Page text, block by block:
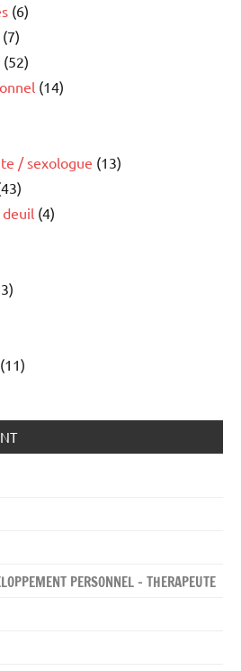
(6)
(7)
(52)
(14)
/ sexologue (13)
deuil (4)
(11)
PERSONNEL – THERAPEUTE